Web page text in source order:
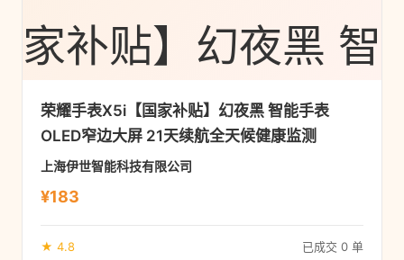
荣耀手表X5i【国家补贴】幻夜黑 智能手表
OLED窄边大屏 21天续航全天候健康监测
上海伊世智能科技有限公司
¥183
★ 4.8 已成交 0 单